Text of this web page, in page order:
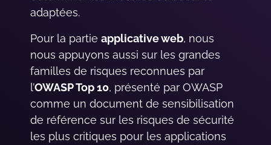
adaptées.
Pour la partie applicative web, nous
nous appuyons aussi sur les grandes
familles de risques reconnues par
l’OWASP Top 10, présenté par OWASP
comme un document de sensibilisation
de référence sur les risques de sécurité
les plus critiques pour les applications